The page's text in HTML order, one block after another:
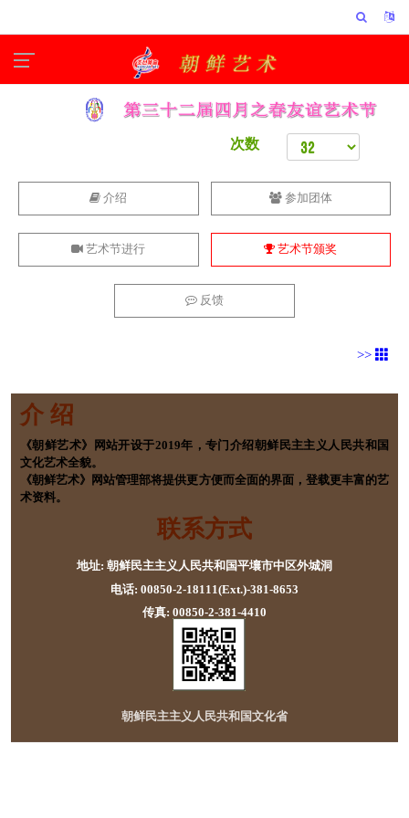
次数
介绍 参加团体
艺术节进行 艺术节颁奖
反馈
>>
介 绍
《朝鲜艺术》网站开设于2019年，专门介绍朝鲜民主主义人民共和国
文化艺术全貌。
《朝鲜艺术》网站管理部将提供更方便而全面的界面，登载更丰富的艺
术资料。
联系方式
地址: 朝鲜民主主义人民共和国平壤市中区外城洞
电话: 00850-2-18111(Ext.)-381-8653
传真: 00850-2-381-4410
朝鲜民主主义人民共和国文化省